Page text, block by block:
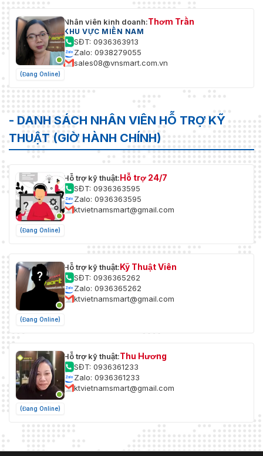
(Đang Online)
Nhân viên kinh doanh:Thơm Trần
KHU VỰC MIỀN NAM
SĐT: 0936363913
Zalo: 0938279055
sales08@vnsmart.com.vn
- DANH SÁCH NHÂN VIÊN HỖ TRỢ KỸ
THUẬT (GIỜ HÀNH CHÍNH)
(Đang Online)
Hỗ trợ kỹ thuật:Hỗ trợ 24/7
SĐT: 0936363595
Zalo: 0936363595
ktvietnamsmart@gmail.com
(Đang Online)
Hỗ trợ kỹ thuật:Kỹ Thuật Viên
SĐT: 0936365262
Zalo: 0936365262
ktvietnamsmart@gmail.com
(Đang Online)
Hỗ trợ kỹ thuật:Thu Hương
SĐT: 0936361233
Zalo: 0936361233
ktvietnamsmart@gmail.com